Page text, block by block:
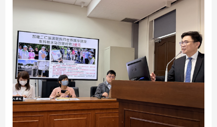
新
病
毒
專
區
南
台
灣